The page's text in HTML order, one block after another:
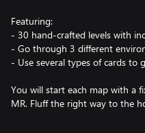
Featuring:
- 30 hand-crafted levels with
- Go through 3 different
- Use several types of cards to
You will start each map with a
MR. Fluff the right way to the